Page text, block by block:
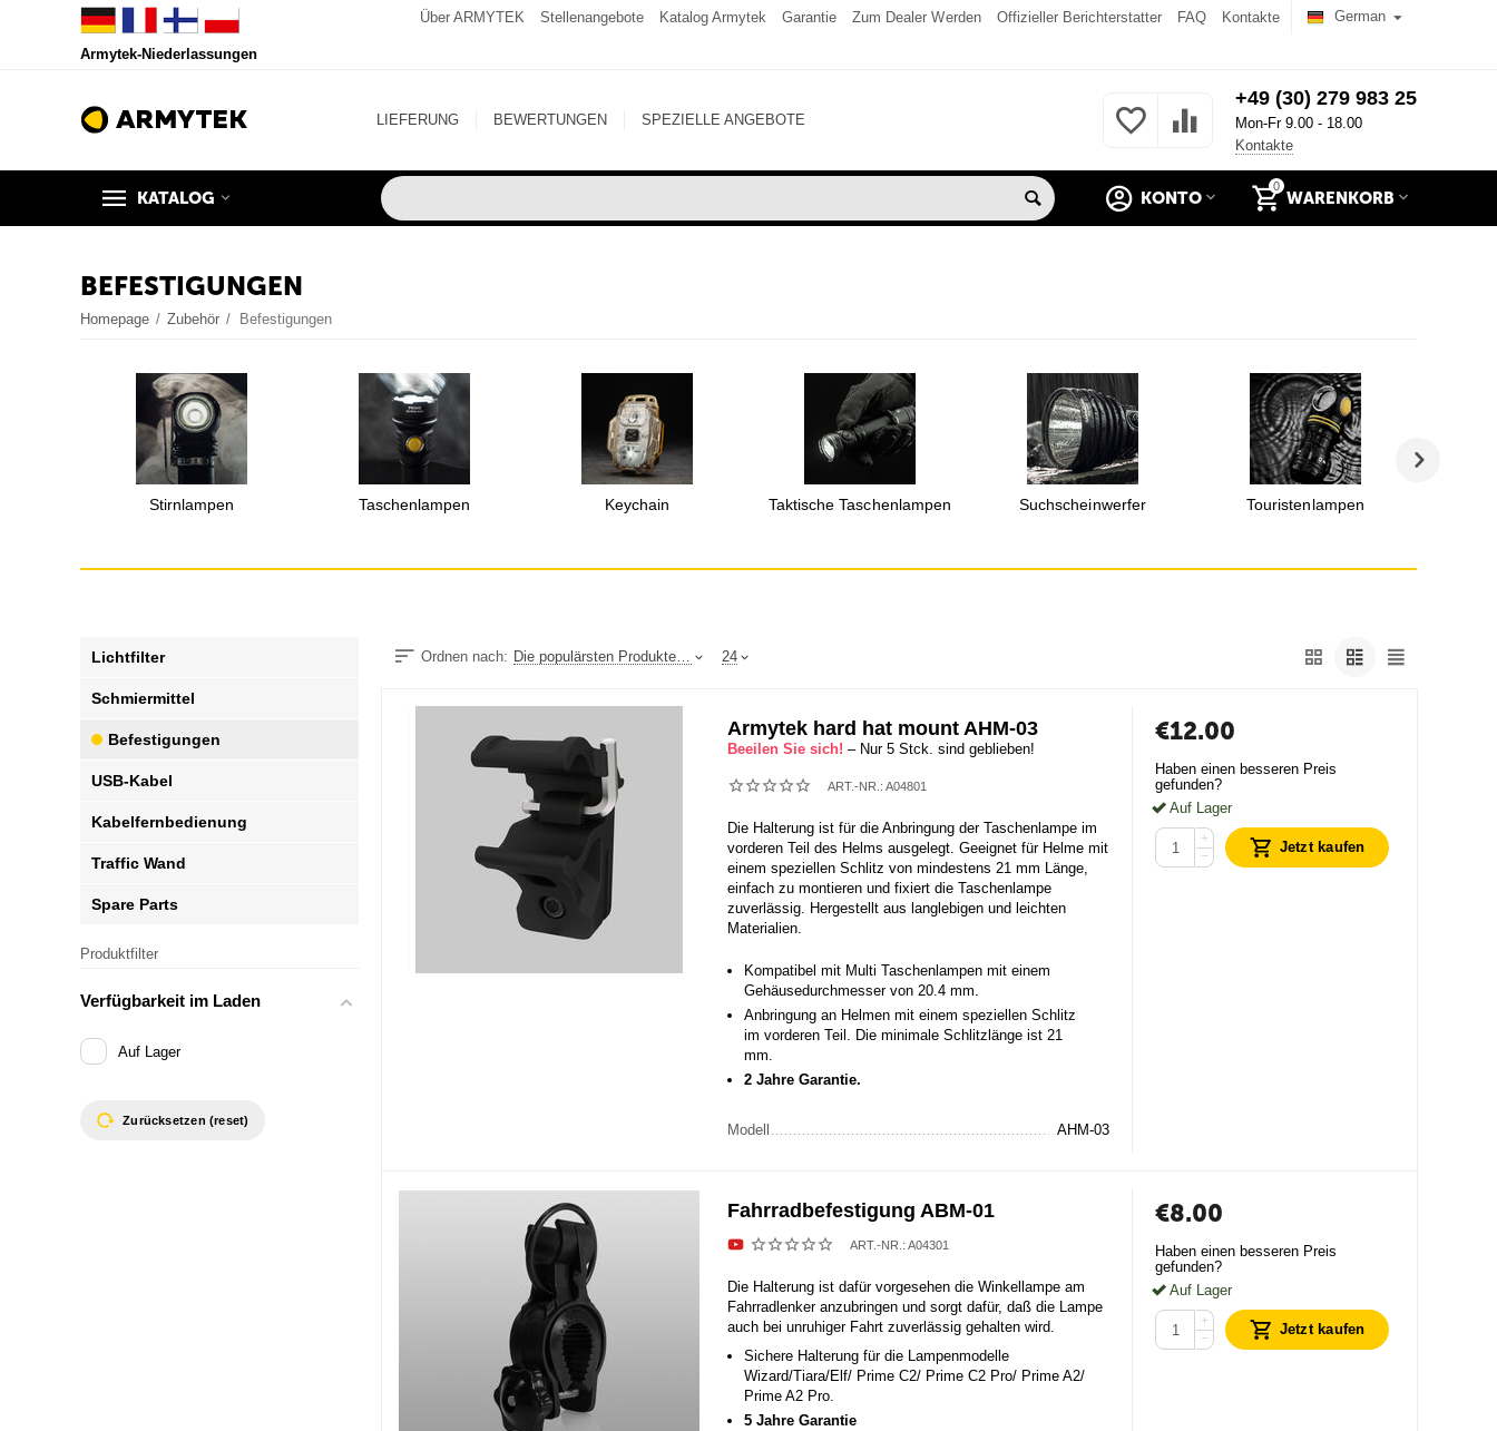
Armytek-Niederlassungen
German
Über ARMYTEK Stellenangebote Katalog Armytek Garantie Zum Dealer Werden Offizieller Berichterstatter FAQ Kontakte
LIEFERUNG BEWERTUNGEN SPEZIELLE ANGEBOTE
+49 (30) 279 983 25
Mon-Fr 9.00 - 18.00
Kontakte
KATALOG
0
WARENKORB
KONTO
BEFESTIGUNGEN
Homepage / Zubehör / Befestigungen
Stirnlampen Taschenlampen Keychain Taktische Taschenlampen Suchscheinwerfer Touristenlampen
Ordnen nach: Die populärsten Produkte oben 24
Armytek hard hat mount AHM-03
Beeilen Sie sich! – Nur 5 Stck. sind geblieben!
ART.-NR.: A04801
Die Halterung ist für die Anbringung der Taschenlampe im
vorderen Teil des Helms ausgelegt. Geeignet für Helme mit
einem speziellen Schlitz von mindestens 21 mm Länge,
einfach zu montieren und fixiert die Taschenlampe
zuverlässig. Hergestellt aus langlebigen und leichten
Materialien.
Kompatibel mit Multi Taschenlampen mit einem
Gehäusedurchmesser von 20.4 mm.
Anbringung an Helmen mit einem speziellen Schlitz
im vorderen Teil. Die minimale Schlitzlänge ist 21
mm.
2 Jahre Garantie.
Modell AHM-03
€12.00
Haben einen besseren Preis
gefunden?
Auf Lager
+
−
Jetzt kaufen
Fahrradbefestigung ABM-01
ART.-NR.: A04301
Die Halterung ist dafür vorgesehen die Winkellampe am
Fahrradlenker anzubringen und sorgt dafür, daß die Lampe
auch bei unruhiger Fahrt zuverlässig gehalten wird.
Sichere Halterung für die Lampenmodelle
Wizard/Tiara/Elf/ Prime C2/ Prime C2 Pro/ Prime A2/
Prime A2 Pro.
5 Jahre Garantie
€8.00
Haben einen besseren Preis
gefunden?
Auf Lager
+
−
Jetzt kaufen
Lichtfilter
Schmiermittel
Befestigungen
USB-Kabel
Kabelfernbedienung
Traffic Wand
Spare Parts
Produktfilter
Verfügbarkeit im Laden
Auf Lager
Zurücksetzen (reset)